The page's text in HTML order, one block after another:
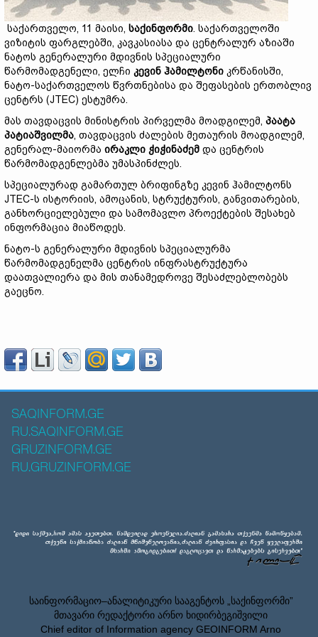
საქართველო, 11 მაისი, საქინფორმი. საქართველოში
ვიზიტის ფარგლებში, კავკასიასა და ცენტრალურ აზიაში
ნატოს გენერალური მდივნის სპეციალური
წარმომადგენელი, ელჩი კევინ ჰამილტონი კრწანისში,
ნატო-საქართველოს წვრთნებისა და შეფასების ერთობლივ
ცენტრს (JTEC) ესტუმრა.
მას თავდაცვის მინისტრის პირველმა მოადგილემ, პაატა
პატიაშვილმა, თავდაცვის ძალების მეთაურის მოადგილემ,
გენერალ-მაიორმა ირაკლი ჭიჭინაძემ და ცენტრის
წარმომადგენლებმა უმასპინძლეს.
სპეციალურად გამართულ ბრიფინგზე კევინ ჰამილტონს
JTEC-ს ისტორიის, ამოცანის, სტრუქტურის, განვითარების,
განხორციელებული და სამომავლო პროექტების შესახებ
ინფორმაცია მიაწოდეს.
ნატო-ს გენერალური მდივნის სპეციალურმა
წარმომადგენელმა ცენტრის ინფრასტრუქტურა
დაათვალიერა და მის თანამედროვე შესაძლებლობებს
გაეცნო.
SAQINFORM.GE
RU.SAQINFORM.GE
GRUZINFORM.GE
RU.GRUZINFORM.GE
საინფორმაციო–ანალიტიკური სააგენტოს „საქინფორმი”
მთავარი რედაქტორი არნო ხიდირბეგიშვილი
Chief editor of Information agency GEOINFORM Arno